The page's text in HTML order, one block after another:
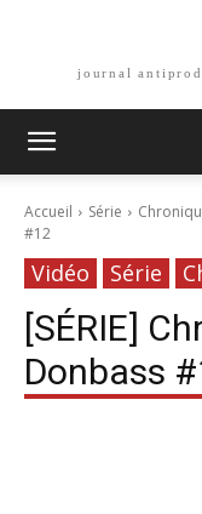
journal
Accueil Série
#12
Vidéo Série
[SÉRIE]
Donbass